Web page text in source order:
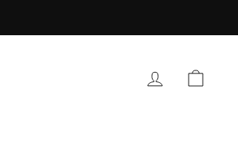
INGRESAR